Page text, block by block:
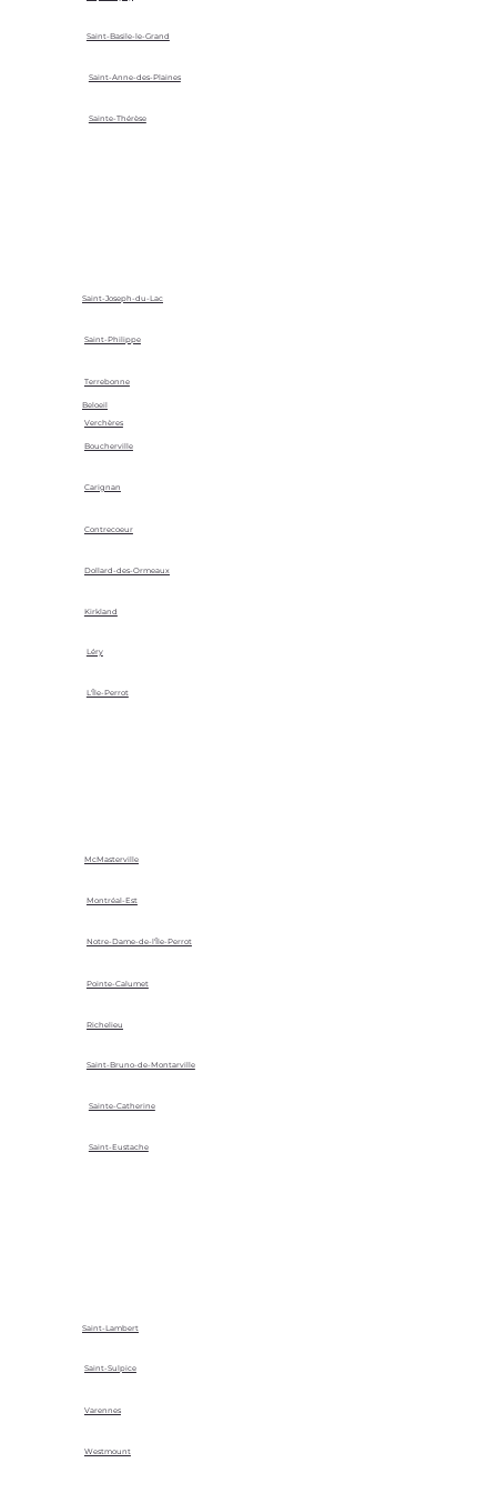
Saint-Basile-le-Grand
Saint-Anne-des-Plaines
Sainte-Thérèse
Saint-Joseph-du-Lac
Saint-Philippe
Terrebonne
Verchères
Beloeil
Boucherville
Carignan
Contrecoeur
Dollard-des-Ormeaux
Kirkland
Léry
L'Île-Perrot
McMasterville
Montréal-Est
Notre-Dame-de-l'Île-Perrot
Pointe-Calumet
Richelieu
Saint-Bruno-de-Montarville
Sainte-Catherine
Saint-Eustache
Saint-Lambert
Saint-Sulpice
Varennes
Westmount